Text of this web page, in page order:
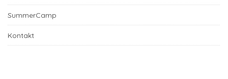
SummerCamp
Kontakt